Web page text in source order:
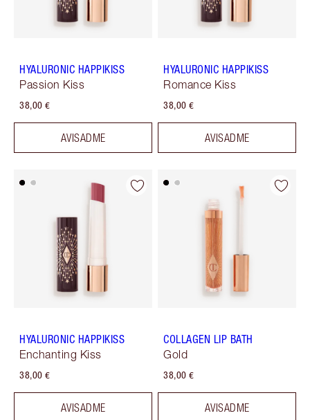
HYALURONIC HAPPIKISS
Passion Kiss
38,00 €
AVISADME
HYALURONIC HAPPIKISS
Romance Kiss
38,00 €
AVISADME
HYALURONIC HAPPIKISS
Enchanting Kiss
38,00 €
AVISADME
COLLAGEN LIP BATH
Gold
38,00 €
AVISADME